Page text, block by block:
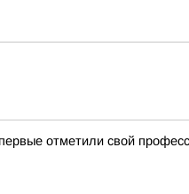
отметили свой